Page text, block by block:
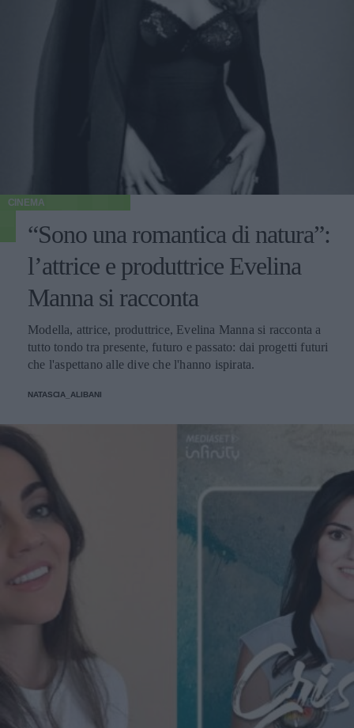
CINEMA
“Sono una romantica di natura”:
l’attrice e produttrice Evelina
Manna si racconta
Modella, attrice, produttrice, Evelina Manna si racconta a
tutto tondo tra presente, futuro e passato: dai progetti futuri
che l'aspettano alle dive che l'hanno ispirata.
NATASCIA_ALIBANI